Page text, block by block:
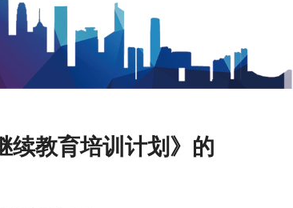
续教育培训计划》的